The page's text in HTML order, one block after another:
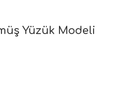
Yüzük Modeli